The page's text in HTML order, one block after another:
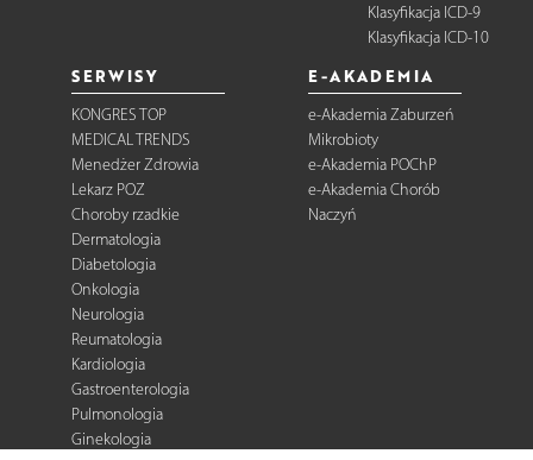
Klasyfikacja ICD-9
Klasyfikacja ICD-10
SERWISY
KONGRES TOP
MEDICAL TRENDS
Menedżer Zdrowia
Lekarz POZ
Choroby rzadkie
Dermatologia
Diabetologia
Onkologia
Neurologia
Reumatologia
Kardiologia
Gastroenterologia
Pulmonologia
Ginekologia
E-AKADEMIA
e-Akademia Zaburzeń
Mikrobioty
e-Akademia POChP
e-Akademia Chorób
Naczyń